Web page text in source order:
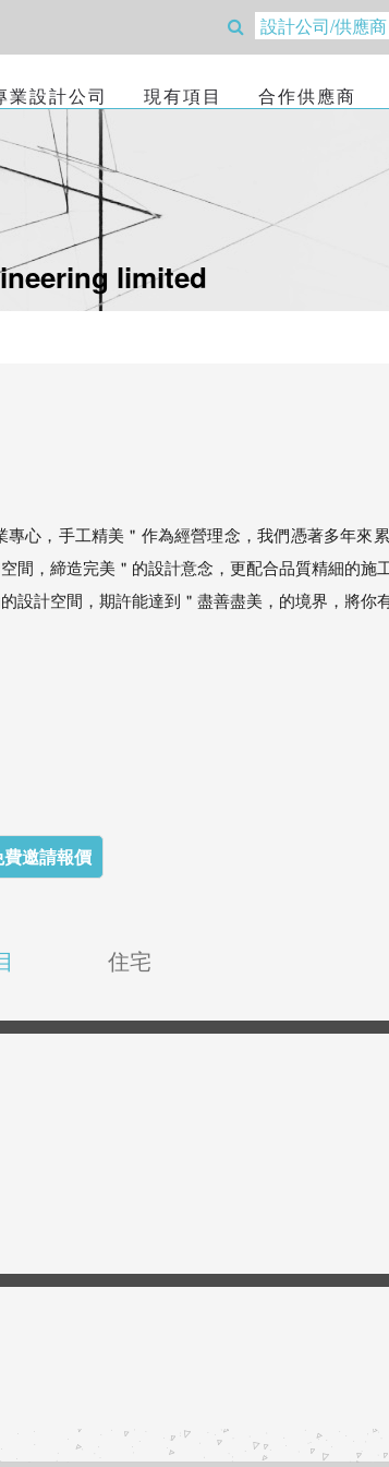
業設計公司 現有項目 合作供應商
limited
專心，手工精美＂作為經營理念，我們憑著多年來
間，締造完美＂的設計意念，更配合品質精細的施
設計空間，期許能達到＂盡善盡美，的境界，將你
費邀請報價
住宅